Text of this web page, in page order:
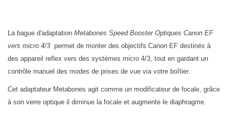
La bague d'adaptation Metabones Speed Booster Optiques Canon EF
vers micro 4/3 permet de monter des objectifs Canon EF destinés à
des appareil reflex vers des systèmes micro 4/3, tout en gardant un
contrôle manuel des modes de prises de vue via votre boîtier.
Cet adaptateur Metabones agit comme un modificateur de focale, grâce
à son verre optique il diminue la focale et augmente le diaphragme.